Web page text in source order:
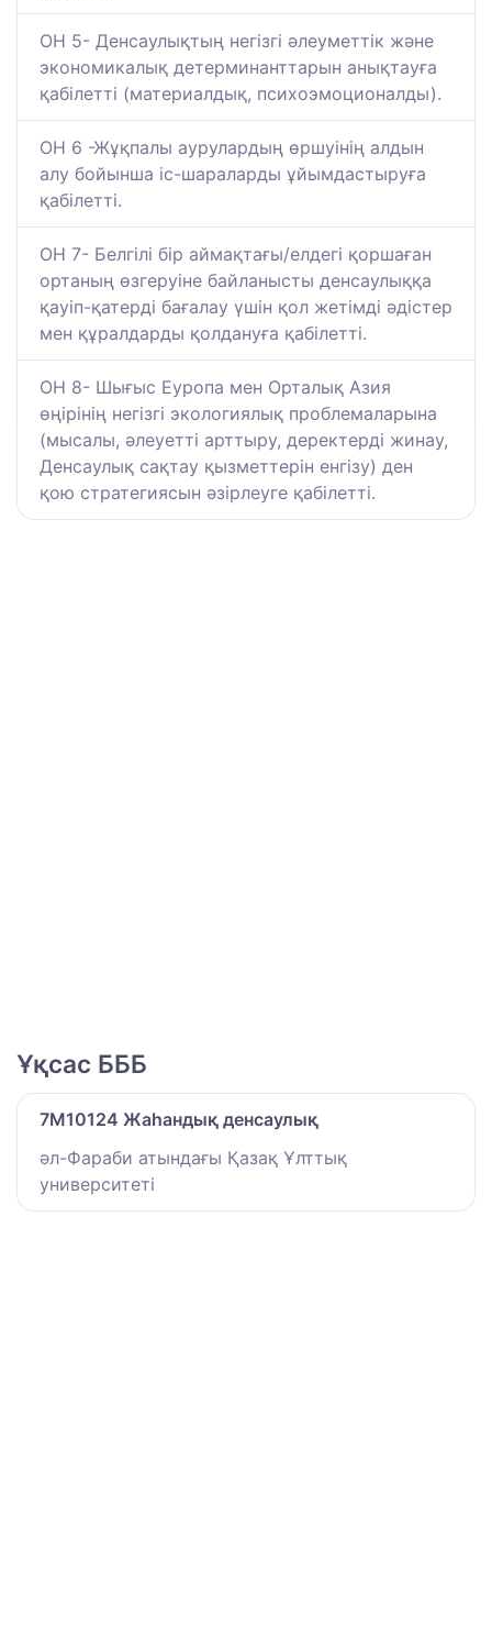
ОН 5- Денсаулықтың негізгі әлеуметтік және
экономикалық детерминанттарын анықтауға
қабілетті (материалдық, психоэмоционалды).
ОН 6 -Жұқпалы аурулардың өршуінің алдын
алу бойынша іс-шараларды ұйымдастыруға
қабілетті.
ОН 7- Белгілі бір аймақтағы/елдегі қоршаған
ортаның өзгеруіне байланысты денсаулыққа
қауіп-қатерді бағалау үшін қол жетімді әдістер
мен құралдарды қолдануға қабілетті.
ОН 8- Шығыс Еуропа мен Орталық Азия
өңірінің негізгі экологиялық проблемаларына
(мысалы, әлеуетті арттыру, деректерді жинау,
Денсаулық сақтау қызметтерін енгізу) ден
қою стратегиясын әзірлеуге қабілетті.
Ұқсас БББ
7M10124 Жаһандық денсаулық
әл-Фараби атындағы Қазақ Ұлттық
университеті